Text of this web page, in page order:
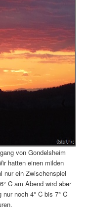
von Gondelsheim
hatten einen milden
nur ein Zwischenspiel
C am Abend wird aber
noch 4° C bis 7° C